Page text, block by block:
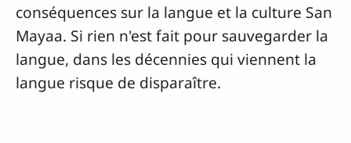
conséquences sur la langue et la culture San
Mayaa. Si rien n'est fait pour sauvegarder la
langue, dans les décennies qui viennent la
langue risque de disparaître.